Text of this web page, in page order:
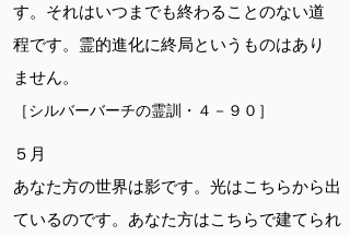
す。それはいつまでも終わることのない道
程です。霊的進化に終局というものはあり
ません。
［シルバーバーチの霊訓・４－９０］
５月
あなた方の世界は影です。光はこちらから出
ているのです。あなた方はこちらで建てられ